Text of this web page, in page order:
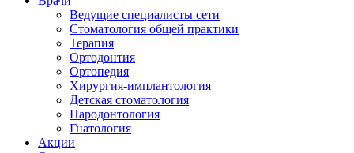
Ведущие специалисты сети
Стоматология общей практики
Терапия
Ортодонтия
Ортопедия
Хирургия-имплантология
Детская стоматология
Пародонтология
Гнатология
Акции